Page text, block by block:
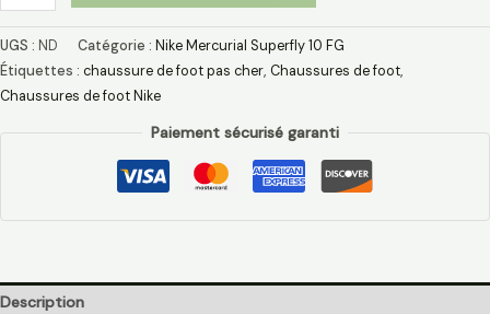
UGS : ND Catégorie : Nike Mercurial Superfly 10 FG
Étiquettes : chaussure de foot pas cher​, Chaussures de foot,
Chaussures de foot Nike
Paiement sécurisé garanti
Description